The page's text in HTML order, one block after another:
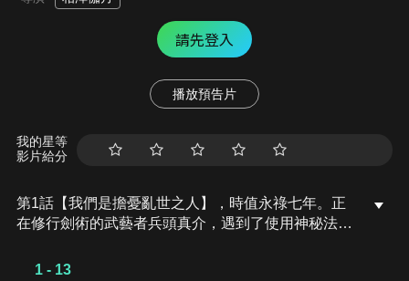
請先登入
播放預告片
我的星等
影片給分
第1話【我們是擔憂亂世之人】，時值永祿七年。正
在修行劍術的武藝者兵頭真介，遇到了使用神秘法術
戶迅火。真介和他們兩人一起闖入浪人團體「鬼兜
1 - 13